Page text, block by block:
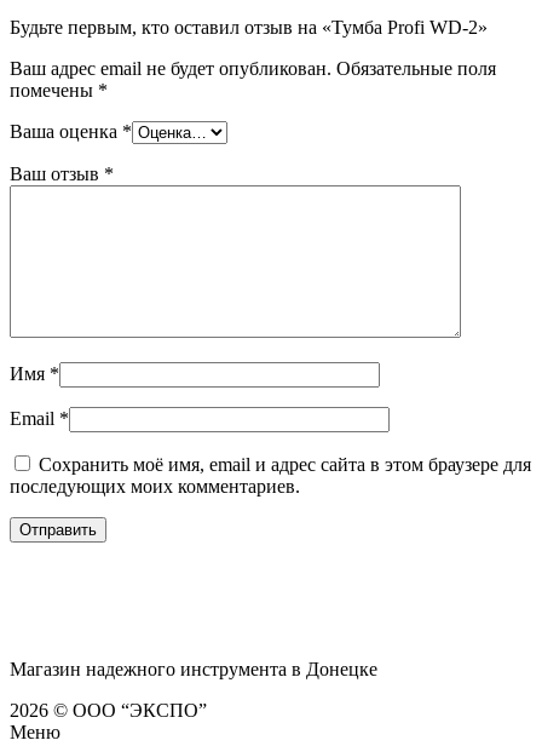
Будьте первым, кто оставил отзыв на «Тумба Profi WD-2»
Ваш адрес email не будет опубликован. Обязательные поля
помечены *
Ваша оценка *
Ваш отзыв *
Имя *
Email *
Сохранить моё имя, email и адрес сайта в этом браузере для
последующих моих комментариев.
Магазин надежного инструмента в Донецке
2026 © ООО “ЭКСПО”
Меню